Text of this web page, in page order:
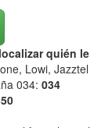
quién le
Lowi, Jazztel
034: 034